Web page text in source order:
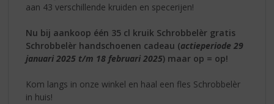
aan 43 verschillende kruiden en specerijen!
Nu bij aankoop één 35 cl kruik Schrobbelèr gratis
Schrobbelèr handschoenen cadeau (actieperiode 29
januari 2025 t/m 18 februari 2025) maar op = op!
Kom langs in onze winkel en haal een fles Schrobbelèr
in huis!